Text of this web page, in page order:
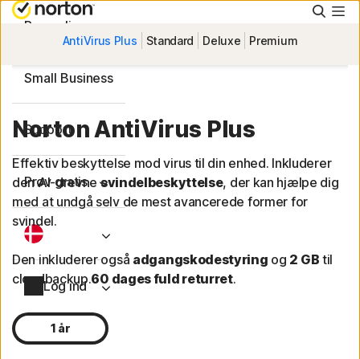
Søg
Personlig
Small Business
Support
Prøv gratis
Log ind
AntiVirus Plus Standard Deluxe Premium
Norton AntiVirus Plus
Effektiv beskyttelse mod virus til din enhed. Inkluderer
den AI-drevnesvindelbeskyttelse, der kan hjælpe dig
med at undgå selv de mest avancerede former for
svindel.
Den inkluderer også adgangskodestyring og 2 GB til
cloudbackup.60 dages fuld returret.
1 år